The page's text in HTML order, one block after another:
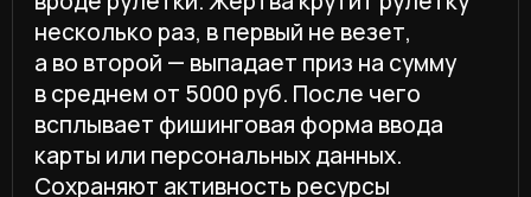
с использованием сгенерированных ИИ
видеороликов, в которых публичные
личности предлагают инвестировать
в «секретный проект с гарантированным
доходом». В случае отсутствия прибыли
жертвам обещают компенсацию
в среднем до $ 500 000.
Выявлена также серия ресурсов,